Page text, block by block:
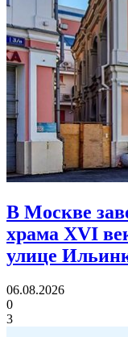
В Москве
храма XVI
улице
06.08.2026
0
3